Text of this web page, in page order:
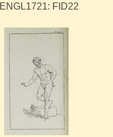
ENGL1721: FID22